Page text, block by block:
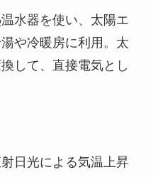
水器を使い、太陽エ
や冷暖房に利用。太
して、直接電気とし
日光による気温上昇